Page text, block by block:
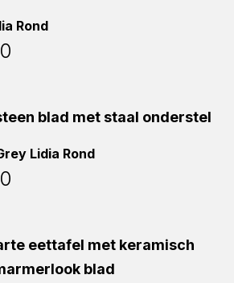
Rond
Lidia Rond